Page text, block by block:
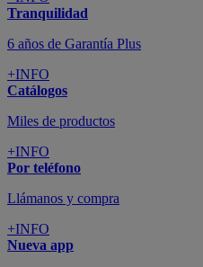
Tranquilidad
6 años de Garantía Plus
+INFO
Catálogos
Miles de productos
+INFO
Por teléfono
Llámanos y compra
+INFO
Nueva app